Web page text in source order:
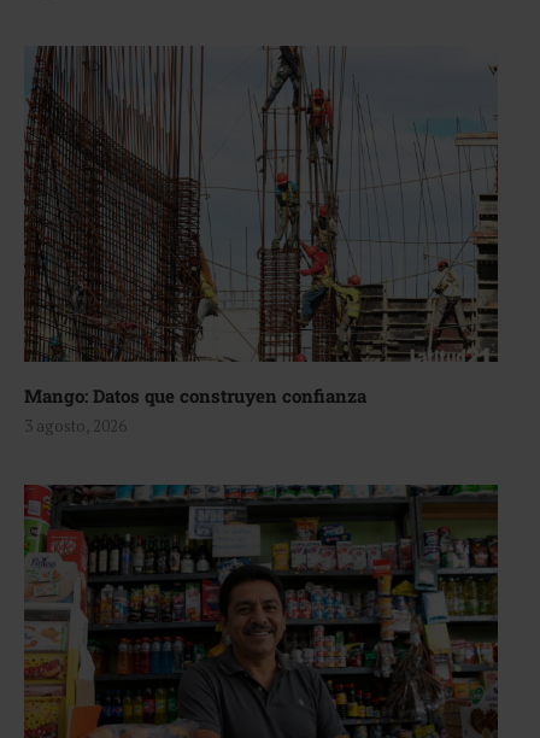
Mango: Datos que construyen confianza
3 agosto, 2026